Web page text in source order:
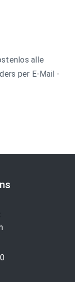
alle
per E-Mail -